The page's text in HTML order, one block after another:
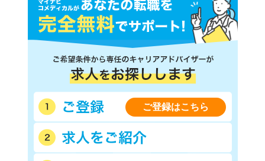
ご登録はこちら